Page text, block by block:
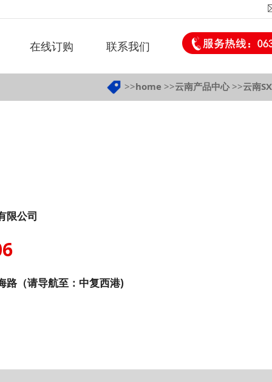
在线订购 联系我们
>>home >>云南产品中心>>云南
限公司
路（请导航至：中复西港)